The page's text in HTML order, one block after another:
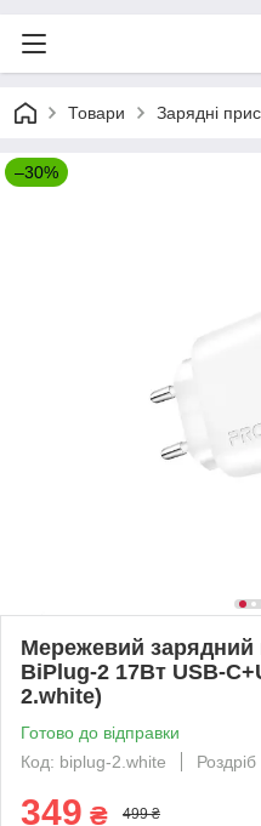
Товари Зарядні
–30%
Мережевий зарядний
BiPlug-2 17Вт USB-
2.white)
Готово до відправки
Код: biplug-2.white
Роздріб
349 ₴ 499 ₴